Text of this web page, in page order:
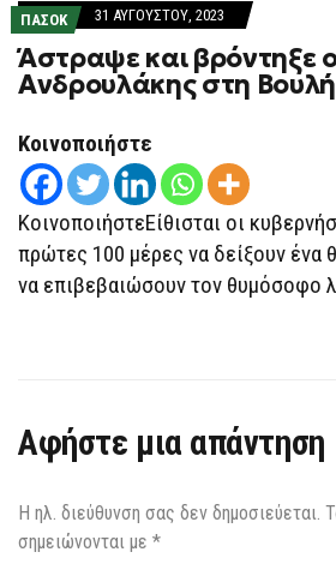
ΠΑΣΟΚ 31 ΑΥΓΟΎΣΤΟΥ, 2023
Άστραψε και βρόντηξε
Ανδρουλάκης στη Βουλή
Κοινοποιήστε
ΚοινοποιήστεΕίθισται οι
πρώτες 100 μέρες να δείξουν ένα
να επιβεβαιώσουν τον θυμόσοφο
Αφήστε μια απάντηση
Η ηλ. διεύθυνση σας δεν δημοσιεύεται.
σημειώνονται με *